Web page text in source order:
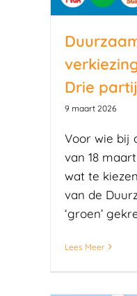
Drie
9 maart 2026
Voor wie bij
van 18
wat te
van de
‘groen’
Lees Meer